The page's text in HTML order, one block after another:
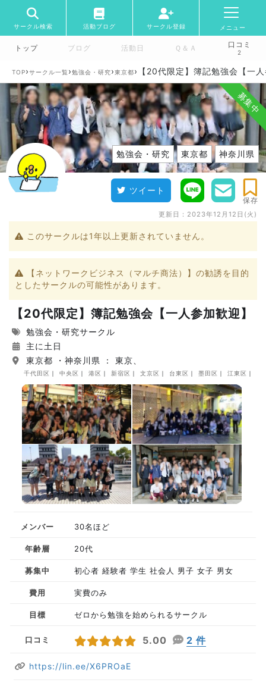
サークル検索 活動ブログ サークル登録 メニュー
トップ ブログ 活動日 Ｑ＆Ａ 口コミ
2
TOP›サークル一覧 ›勉強会・研究›東京都› 【20代限定】簿記勉強会【一
募集中
勉強会・研究 東京都 神奈川県
ツイート
保存
更新日： 2023年12月12日(火)
このサークルは1年以上更新されていません。
【ネットワークビジネス（マルチ商法）】の勧誘を目的
としたサークルの可能性があります。
【20代限定】簿記勉強会【一人参加歓迎】
勉強会・研究サークル
主に土日
東京都 ・神奈川県 ： 東京、
千代田区 中央区 港区 新宿区 文京区 台東区 墨田区 江東区
メンバー 30名ほど
年齢層 20代
募集中 初心者 経験者 学生 社会人 男子 女子 男女
費用 実費のみ
目標 ゼロから勉強を始められるサークル
口コミ 5.00 2 件
https://lin.ee/X6PROaE